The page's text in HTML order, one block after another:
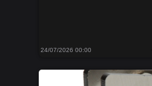
24/07/2026 00:00